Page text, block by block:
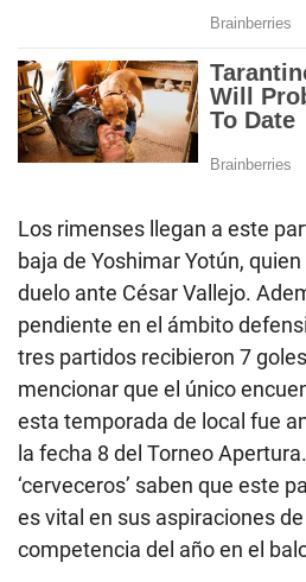
Los rimenses llegan a este
baja de Yoshimar Yotún,
duelo ante César Vallejo.
pendiente en el ámbito
tres partidos recibieron 7
mencionar que el único
esta temporada de local fue
la fecha 8 del Torneo
‘cerveceros’ saben que este
es vital en sus aspiraciones
competencia del año en el